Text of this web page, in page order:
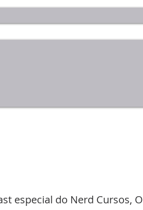
especial do Nerd Cursos, O